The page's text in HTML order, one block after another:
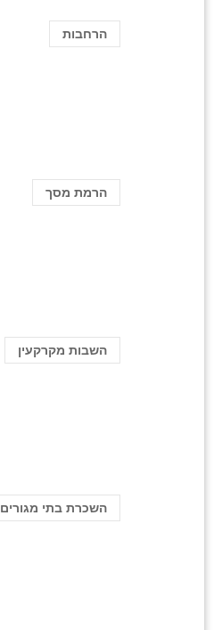
הרחבות
הרמת מסך
השבות מקרקעין
השכרת בתי מגורים